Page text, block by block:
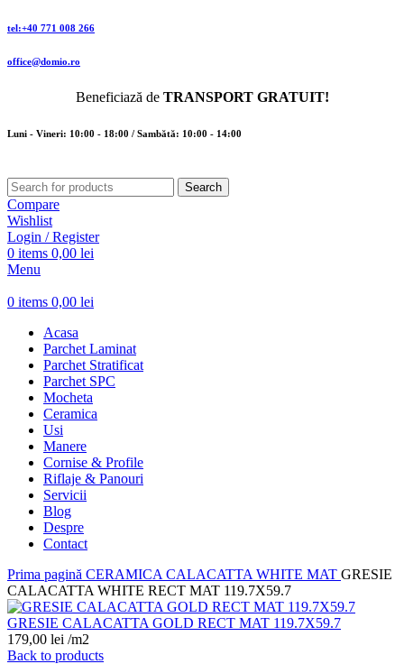
tel:+40 771 008 266
office@domio.ro
Beneficiază de TRANSPORT GRATUIT!
Luni - Vineri: 10:00 - 18:00 / Sambătă: 10:00 - 14:00
Search
Compare
Wishlist
Login / Register
0 items 0,00 lei
Menu
0 items 0,00 lei
Acasa
Parchet Laminat
Parchet Stratificat
Parchet SPC
Mocheta
Ceramica
Usi
Manere
Cornise & Profile
Riflaje & Panouri
Servicii
Blog
Despre
Contact
Prima pagină CERAMICA CALACATTA WHITE MAT GRESIE
CALACATTA WHITE RECT MAT 119.7X59.7
GRESIE CALACATTA GOLD RECT MAT 119.7X59.7
179,00 lei /m2
Back to products